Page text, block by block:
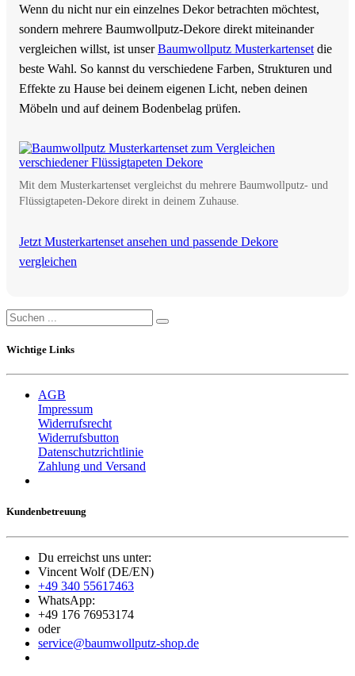
Wenn du nicht nur ein einzelnes Dekor betrachten möchtest,
sondern mehrere Baumwollputz-Dekore direkt miteinander
vergleichen willst, ist unserBaumwollputz Musterkartensetdie
beste Wahl. So kannst du verschiedene Farben, Strukturen und
Effekte zu Hause bei deinem eigenen Licht, neben deinen
Möbeln und auf deinem Bodenbelag prüfen.
Mit dem Musterkartenset vergleichst du mehrere Baumwollputz- und
Flüssigtapeten-Dekore direkt in deinem Zuhause.
Jetzt Musterkartenset ansehen und passende Dekore
vergleichen
Wichtige Links
AGB
Impressum
Widerrufsrecht
Widerrufsbutton
Datenschutzrichtlinie
Zahlung und Versand
Kundenbetreuung
Du erreichst uns unter:
Vincent Wolf (DE/EN)
+49 340 55617463
WhatsApp:
+49 176 76953174
oder
service@baumwollputz-shop.de